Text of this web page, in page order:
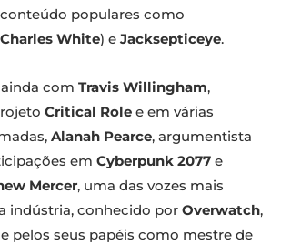
populares como
Charles White) e Jacksepticeye.
com Travis Willingham,
Critical Role e em várias
Alanah Pearce, argumentista
em Cyberpunk 2077 e
Mercer, uma das vozes mais
indústria, conhecido por Overwatch,
e pelos seus papéis como mestre de